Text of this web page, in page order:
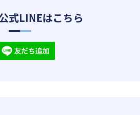
ヨーガ」
のご予約について
式LINEはこちら